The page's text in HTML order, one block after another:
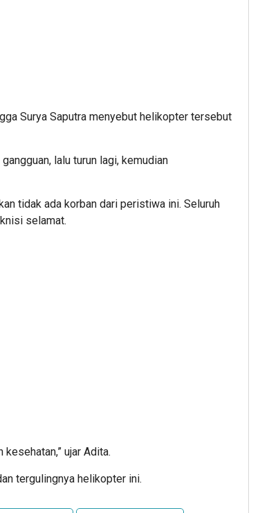
Surya Saputra menyebut helikopter tersebut
lalu turun lagi, kemudian
tidak ada korban dari peristiwa ini. Seluruh
selamat.
ujar Adita.
tergulingnya helikopter ini.